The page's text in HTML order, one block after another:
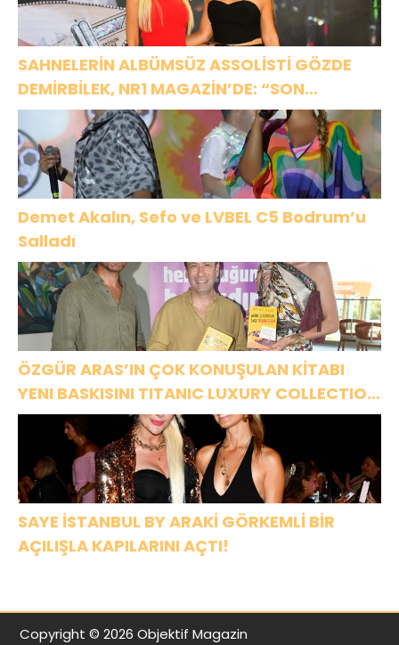
SAHNELERİN ALBÜMSÜZ ASSOLİSTİ GÖZDE
DEMİRBİLEK, NR1 MAGAZİN’DE: “SON
ASSOLİST OLARAK VAR OLACAĞIM!”
Demet Akalın, Sefo ve LVBEL C5 Bodrum’u
Salladı
ÖZGÜR ARAS’IN ÇOK KONUŞULAN KİTABI
YENI BASKISINI TITANIC LUXURY COLLECTION
BODRUM’DA KUTLADI
SAYE İSTANBUL BY ARAKİ GÖRKEMLİ BİR
AÇILIŞLA KAPILARINI AÇTI!
Copyright © 2026 Objektif Magazin